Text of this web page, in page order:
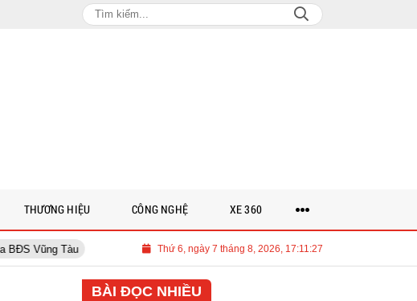
ETC được vinh danh Top 3 Công ty công nghệ cung cấp sản phẩm, dịch vụ
Thứ 6, ngày 7 tháng 8, 2026, 17:11:28
THƯƠNG HIỆU CÔNG NGHỆ XE 360
BÀI ĐỌC NHIỀU